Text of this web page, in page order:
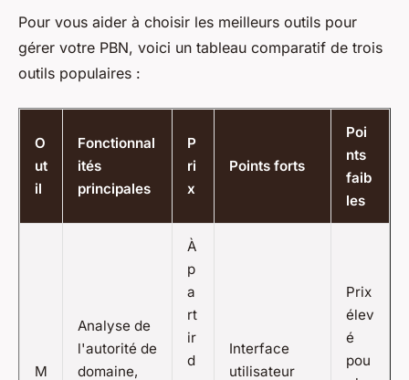
Pour vous aider à choisir les meilleurs outils pour
gérer votre PBN, voici un tableau comparatif de trois
outils populaires :
O
ut
il
Fonctionnal
ités
principales
P
ri
x
Points forts
Poi
nts
faib
les
M
Analyse de
l'autorité de
domaine,
À
p
a
rt
ir
d
Interface
utilisateur
Prix
élev
é
pou